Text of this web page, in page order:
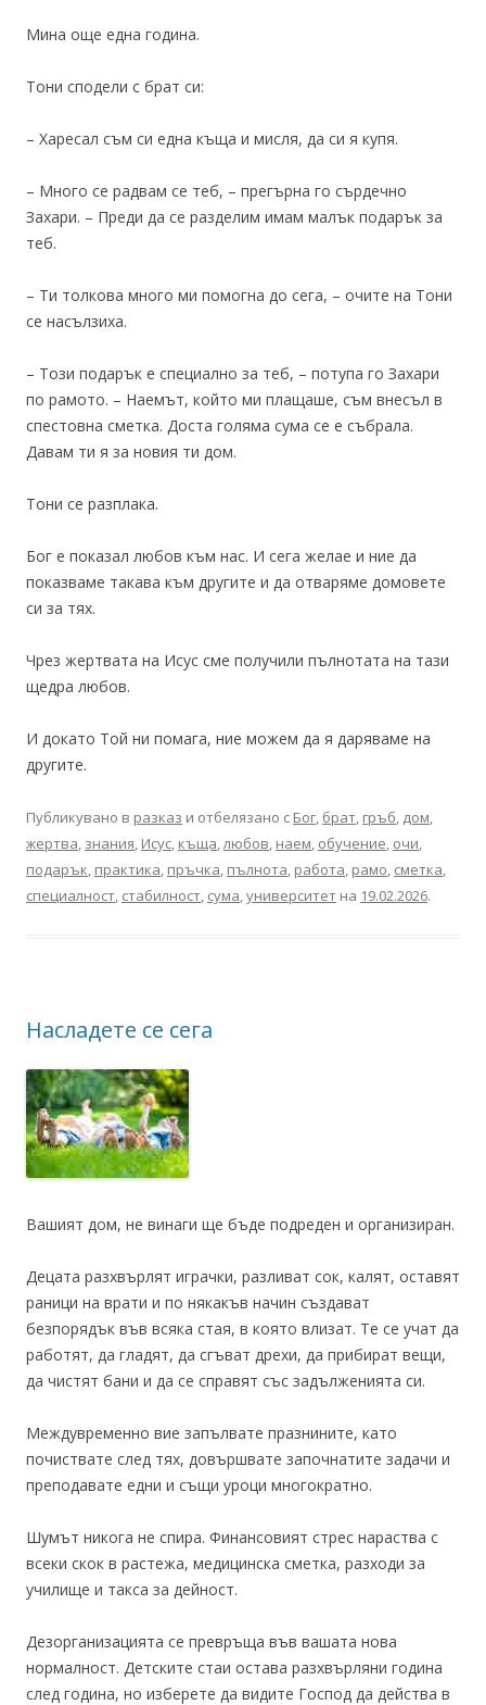
Мина още една година.
Тони сподели с брат си:
– Харесал съм си една къща и мисля, да си я купя.
– Много се радвам се теб, – прегърна го сърдечно
Захари. – Преди да се разделим имам малък подарък за
теб.
– Ти толкова много ми помогна до сега, – очите на Тони
се насълзиха.
– Този подарък е специално за теб, – потупа го Захари
по рамото. – Наемът, който ми плащаше, съм внесъл в
спестовна сметка. Доста голяма сума се е събрала.
Давам ти я за новия ти дом.
Тони се разплака.
Бог е показал любов към нас. И сега желае и ние да
показваме такава към другите и да отваряме домовете
си за тях.
Чрез жертвата на Исус сме получили пълнотата на тази
щедра любов.
И докато Той ни помага, ние можем да я даряваме на
другите.
Публикувано в разказ и отбелязано с Бог, брат, гръб, дом,
жертва, знания, Исус, къща,любов, наем, обучение, очи,
подарък, практика, пръчка, пълнота, работа, рамо, сметка,
специалност, стабилност, сума,университет на 19.02.2026.
Насладете се сега
Вашият дом, не винаги ще бъде подреден и организиран.
Децата разхвърлят играчки, разливат сок, калят, оставят
раници на врати и по някакъв начин създават
безпорядък във всяка стая, в която влизат. Те се учат да
работят, да гладят, да сгъват дрехи, да прибират вещи,
да чистят бани и да се справят със задълженията си.
Междувременно вие запълвате празнините, като
почиствате след тях, довършвате започнатите задачи и
преподавате едни и същи уроци многократно.
Шумът никога не спира. Финансовият стрес нараства с
всеки скок в растежа, медицинска сметка, разходи за
училище и такса за дейност.
Дезорганизацията се превръща във вашата нова
нормалност. Детските стаи остава разхвърляни година
след година, но изберете да видите Господ да действа в